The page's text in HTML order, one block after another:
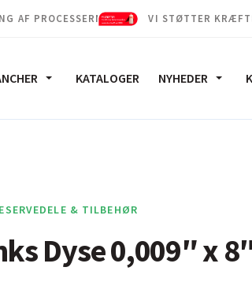
AF PROCESSERNE VI STØTTER
KATALOGER NYHEDER
& TILBEHØR
Dyse 0,009″ x